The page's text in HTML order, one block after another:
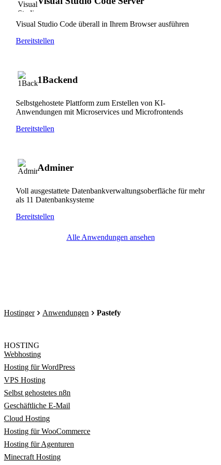
Visual Studio Code überall in Ihrem Browser ausführen
Bereitstellen
1Backend
Selbstgehostete Plattform zum Erstellen von KI-
Anwendungen mit Microservices und Microfrontends
Bereitstellen
Adminer
Voll ausgestattete Datenbankverwaltungsoberfläche für mehr
als 11 Datenbanksysteme
Bereitstellen
Alle Anwendungen ansehen
Hostinger Anwendungen Pastefy
HOSTING
Webhosting
Hosting für WordPress
VPS Hosting
Selbst gehostetes n8n
Geschäftliche E-Mail
Cloud Hosting
Hosting für WooCommerce
Hosting für Agenturen
Minecraft Hosting